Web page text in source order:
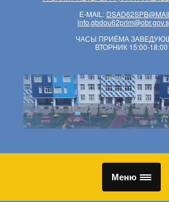
E-MAIL:
ЧАСЫ ПРИЁМА
ВТОРНИК 15:00-18:00
Меню